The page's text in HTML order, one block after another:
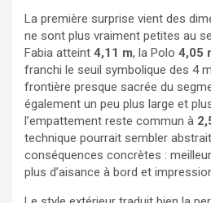
La première surprise vient des
ne sont plus vraiment petites au
Fabia atteint 4,11 m, la Polo 4,05
franchi le seuil symbolique des 4
frontière presque sacrée du
également un peu plus large et
l’empattement reste commun à
technique pourrait sembler
conséquences concrètes :
plus d’aisance à bord et